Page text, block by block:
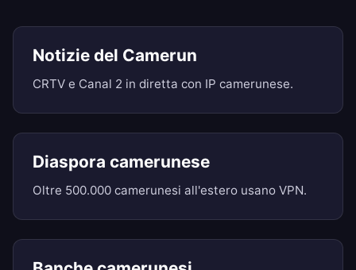
Notizie del Camerun
CRTV e Canal 2 in diretta con IP camerunese.
Diaspora camerunese
Oltre 500.000 camerunesi all'estero usano VPN.